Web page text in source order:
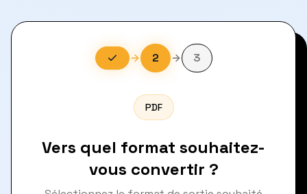
2 3
PDF
Vers quel format souhaitez-
vous convertir ?